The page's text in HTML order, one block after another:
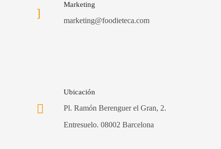
Marketing
marketing@foodieteca.com
Ubicación
Pl. Ramón Berenguer el Gran, 2.
Entresuelo. 08002 Barcelona